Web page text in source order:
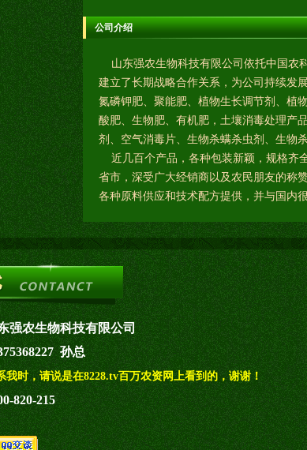
公司介绍
山东强农生物科技有限公司依托中国农
建立了长期战略合作关系，为公司持续发
氮磷钾肥、聚能肥、植物生长调节剂、植
酸肥、生物肥、有机肥，土壤消毒处理产
剂、空气消毒片、生物杀螨杀虫剂、生物
近几百个产品，各种包装新颖，规格齐
省市，深受广大经销商以及农民朋友的称
各种原料供应和技术配方提供，并与国内
强农生物科技有限公司
孙总
我时，请说是在8228.tv百万农资网上看到的，谢谢！
820-215